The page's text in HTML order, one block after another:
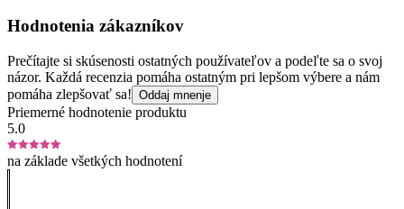
Hodnotenia zákazníkov
Prečítajte si skúsenosti ostatných používateľov a podeľte sa o svoj
názor. Každá recenzia pomáha ostatným pri lepšom výbere a nám
pomáha zlepšovať sa! Oddaj mnenje
Priemerné hodnotenie produktu
5.0
na základe všetkých hodnotení